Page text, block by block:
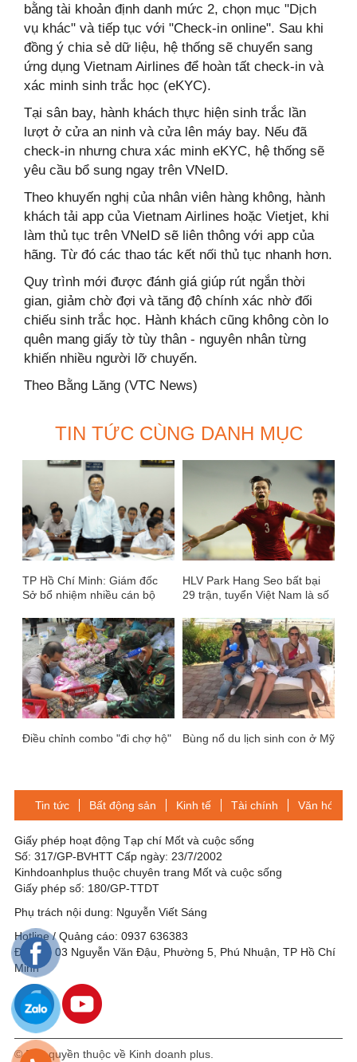
bằng tài khoản định danh mức 2, chọn mục "Dịch
vụ khác" và tiếp tục với "Check-in online". Sau khi
đồng ý chia sẻ dữ liệu, hệ thống sẽ chuyển sang
ứng dụng Vietnam Airlines để hoàn tất check-in và
xác minh sinh trắc học (eKYC).
Tại sân bay, hành khách thực hiện sinh trắc lần
lượt ở cửa an ninh và cửa lên máy bay. Nếu đã
check-in nhưng chưa xác minh eKYC, hệ thống sẽ
yêu cầu bổ sung ngay trên VNeID.
Theo khuyến nghị của nhân viên hàng không, hành
khách tải app của Vietnam Airlines hoặc Vietjet, khi
làm thủ tục trên VNeID sẽ liên thông với app của
hãng. Từ đó các thao tác kết nối thủ tục nhanh hơn.
Quy trình mới được đánh giá giúp rút ngắn thời
gian, giảm chờ đợi và tăng độ chính xác nhờ đối
chiếu sinh trắc học. Hành khách cũng không còn lo
quên mang giấy tờ tùy thân - nguyên nhân từng
khiến nhiều người lỡ chuyến.
Theo Bằng Lăng (VTC News)
TIN TỨC CÙNG DANH MỤC
TP Hồ Chí Minh: Giám đốc
Sở bổ nhiệm nhiều cán bộ
HLV Park Hang Seo bất bại
29 trận, tuyển Việt Nam là số
Điều chỉnh combo "đi chợ hộ" Bùng nổ du lịch sinh con ở Mỹ
Tin tức Bất động sản Kinh tế Tài chính Văn hóa-
Giấy phép hoạt động Tạp chí Mốt và cuộc sống
Số: 317/GP-BVHTT Cấp ngày: 23/7/2002
Kinhdoanhplus thuộc chuyên trang Mốt và cuộc sống
Giấy phép số: 180/GP-TTDT
Phụ trách nội dung: Nguyễn Viết Sáng
Hotline / Quảng cáo: 0937 636383
Địa chỉ: 03 Nguyễn Văn Đậu, Phường 5, Phú Nhuận, TP Hồ Chí
Minh
© Bản quyền thuộc về Kinh doanh plus.